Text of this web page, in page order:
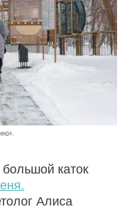
каток
Алиса